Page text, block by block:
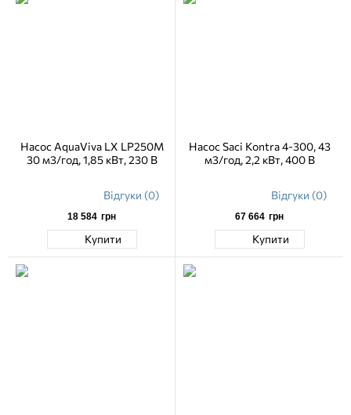
Насос AquaViva LX LP250M
30 м3/год, 1,85 кВт, 230 В
Відгуки (0)
18 584 грн
Купити
Насос Saci Kontra 4-300, 43
м3/год, 2,2 кВт, 400 В
Відгуки (0)
67 664 грн
Купити